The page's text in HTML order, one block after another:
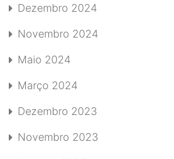
Dezembro 2024
Novembro 2024
Maio 2024
Março 2024
Dezembro 2023
Novembro 2023